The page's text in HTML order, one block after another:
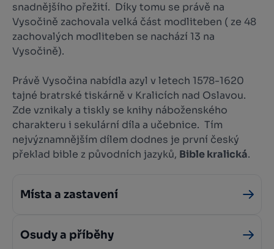
snadnějšího přežití. Díky tomu se právě na
Vysočině zachovala velká část modliteben ( ze 48
zachovalých modliteben se nachází 13 na
Vysočině).
Právě Vysočina nabídla azyl v letech 1578-1620
tajné bratrské tiskárně v Kralicích nad Oslavou.
Zde vznikaly a tiskly se knihy náboženského
charakteru i sekulární díla a učebnice. Tím
nejvýznamnějším dílem dodnes je první český
překlad bible z původních jazyků, Bible kralická.
Místa a zastavení
Osudy a příběhy